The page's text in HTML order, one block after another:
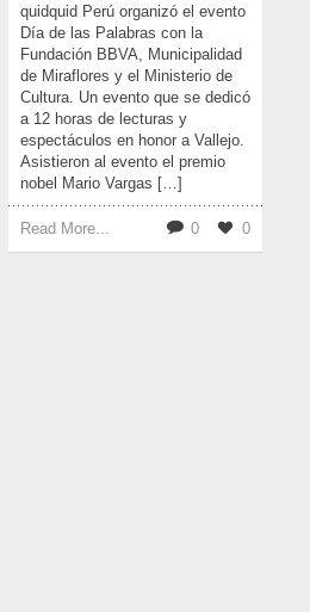
quidquid Perú organizó el evento
Día de las Palabras con la
Fundación BBVA, Municipalidad
de Miraflores y el Ministerio de
Cultura. Un evento que se dedicó
a 12 horas de lecturas y
espectáculos en honor a Vallejo.
Asistieron al evento el premio
nobel Mario Vargas […]
Read More... 0 0